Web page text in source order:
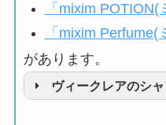
「mixim POTION(
「mixim Perfume(
があります。
ヴィークレアのシ